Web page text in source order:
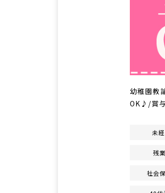
幼稚園教
OK♪/賞
未
残
社会